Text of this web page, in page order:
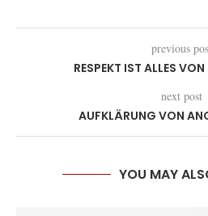
previous
RESPEKT IST ALLES
next post
AUFKLÄRUNG VON
YOU MAY